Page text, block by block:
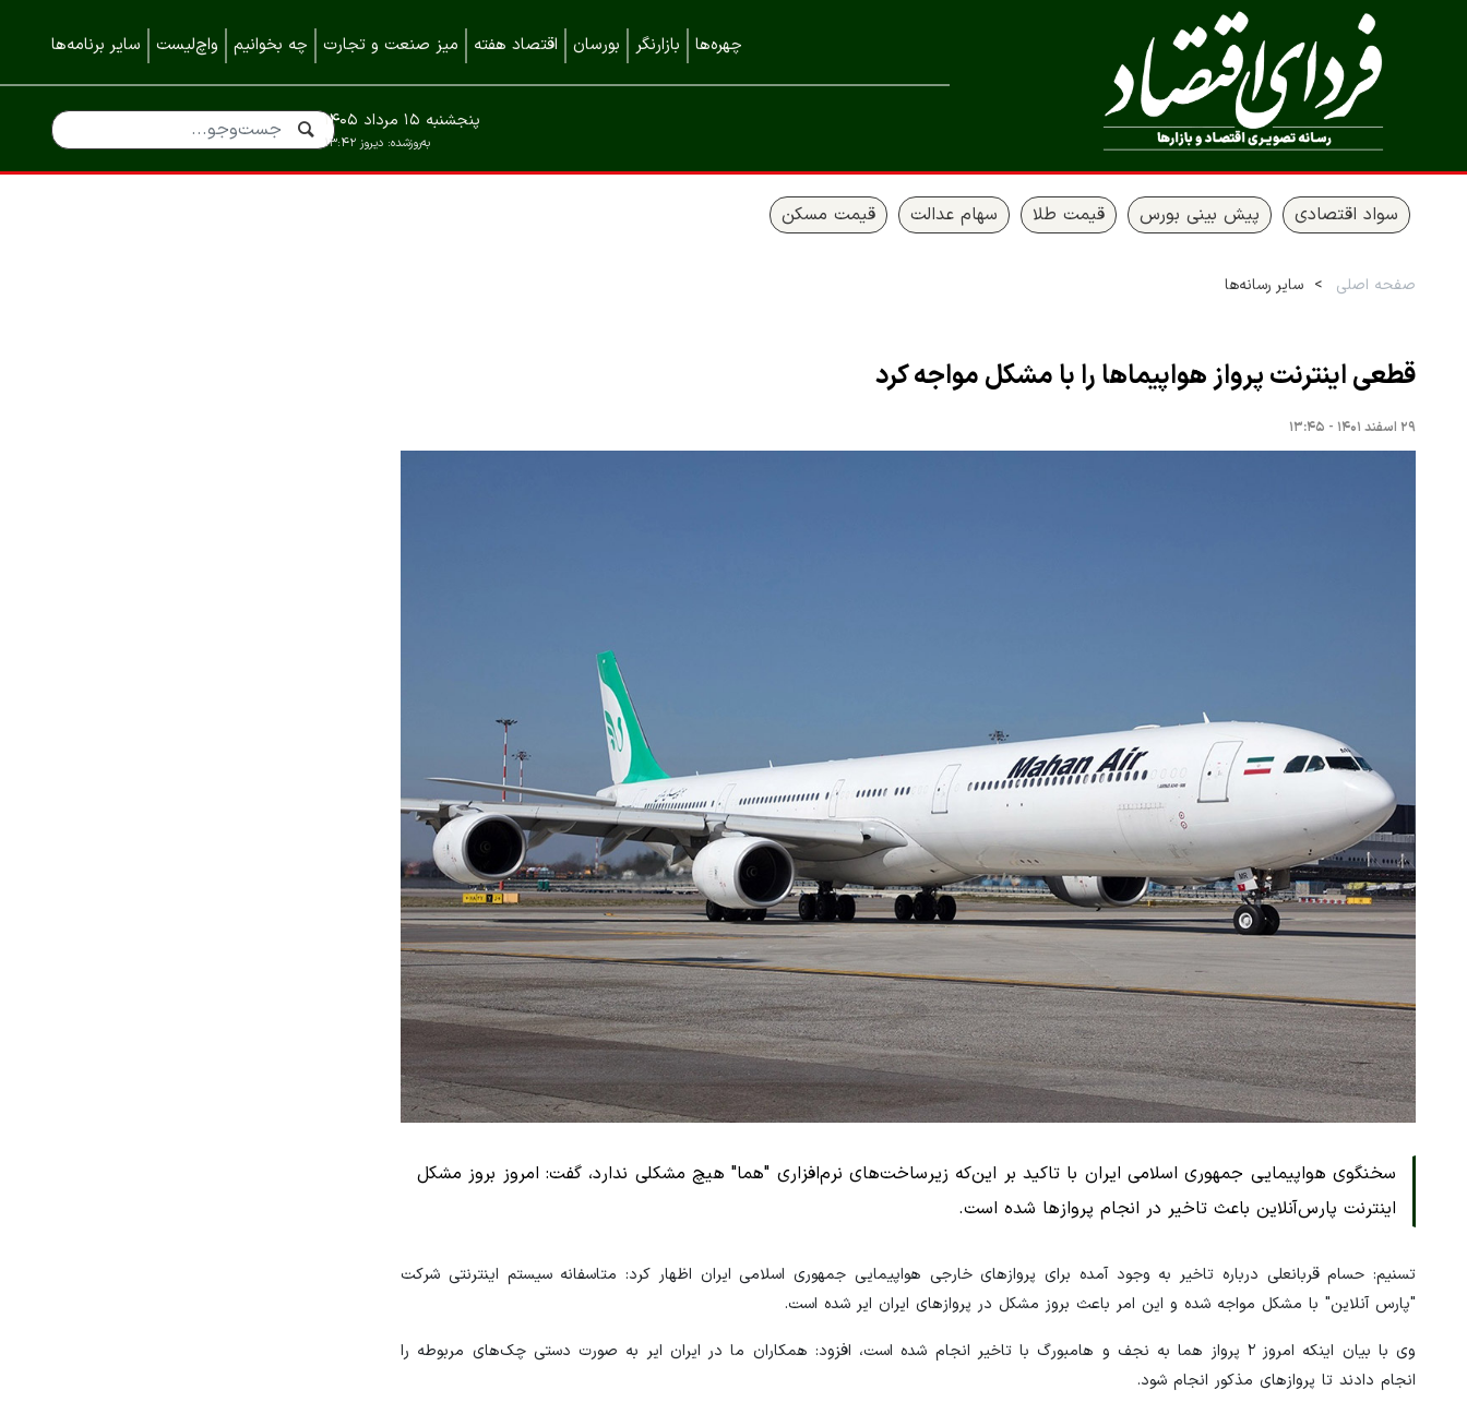
چهره‌ها بازارنگر بورسان اقتصاد هفته میز صنعت و تجارت چه بخوانیم واچ‌لیست سایر برنامه‌ها
به‌روزشده: دیروز ۱۳:۴۲
پنجشنبه ۱۵ مرداد ۱۴۰۵
سواد اقتصادی پیش بینی بورس قیمت طلا سهام عدالت قیمت مسکن
صفحه اصلی سایر رسانه‌ها
قطعی اینترنت پرواز هواپیماها را با مشکل مواجه کرد
۲۹ اسفند ۱۴۰۱ - ۱۳:۴۵
سخنگوی هواپیمایی جمهوری اسلامی ایران با تاکید بر این‌که زیرساخت‌های نرم‌افزاری "هما" هیچ مشکلی ندارد، گفت: امروز بروز مشکل
اینترنت پارس‌آنلاین باعث تاخیر در انجام پروازها شده است.
تسنیم: حسام قربانعلی درباره تاخیر به وجود آمده برای پروازهای خارجی هواپیمایی جمهوری اسلامی ایران اظهار کرد: متاسفانه سیستم اینترنتی شرکت
"پارس آنلاین" با مشکل مواجه شده و این امر باعث بروز مشکل در پروازهای ایران ایر شده است.
وی با بیان اینکه امروز ۲ پرواز هما به نجف و هامبورگ با تاخیر انجام شده است، افزود: همکاران ما در ایران ایر به صورت دستی چک‌های مربوطه را
انجام دادند تا پروازهای مذکور انجام شود.